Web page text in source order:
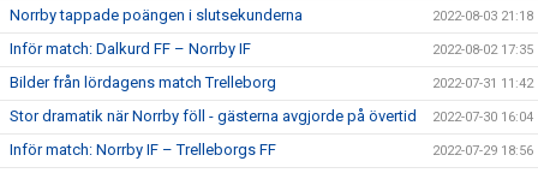
Norrby tappade poängen i slutsekunderna 2022-08-03 21:18
Inför match: Dalkurd FF – Norrby IF 2022-08-02 17:35
Bilder från lördagens match Trelleborg 2022-07-31 11:42
Stor dramatik när Norrby föll - gästerna avgjorde på övertid 2022-07-30 16:04
Inför match: Norrby IF – Trelleborgs FF 2022-07-29 18:56